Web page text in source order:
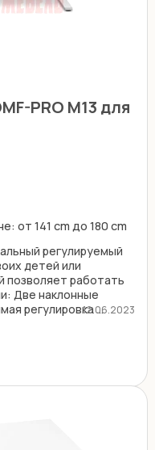
PRO M13 для
от 141 cm до 180 сm
регулируемый
детей или
позволяет работать
Две наклонные
регулировка ...12.06.2023